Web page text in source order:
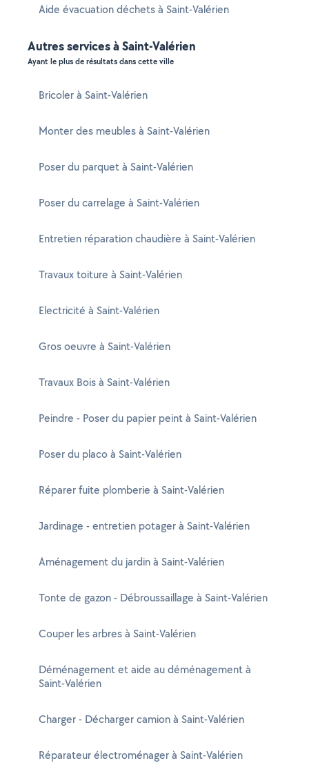
Aide évacuation déchets à Saint-Valérien
Autres services à Saint-Valérien
Ayant le plus de résultats dans cette ville
Bricoler à Saint-Valérien
Monter des meubles à Saint-Valérien
Poser du parquet à Saint-Valérien
Poser du carrelage à Saint-Valérien
Entretien réparation chaudière à Saint-Valérien
Travaux toiture à Saint-Valérien
Electricité à Saint-Valérien
Gros oeuvre à Saint-Valérien
Travaux Bois à Saint-Valérien
Peindre - Poser du papier peint à Saint-Valérien
Poser du placo à Saint-Valérien
Réparer fuite plomberie à Saint-Valérien
Jardinage - entretien potager à Saint-Valérien
Aménagement du jardin à Saint-Valérien
Tonte de gazon - Débroussaillage à Saint-Valérien
Couper les arbres à Saint-Valérien
Déménagement et aide au déménagement à
Saint-Valérien
Charger - Décharger camion à Saint-Valérien
Réparateur électroménager à Saint-Valérien